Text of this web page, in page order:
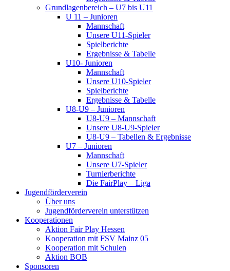
Grundlagenbereich – U7 bis U11
U 11 – Junioren
Mannschaft
Unsere U11-Spieler
Spielberichte
Ergebnisse & Tabelle
U10- Junioren
Mannschaft
Unsere U10-Spieler
Spielberichte
Ergebnisse & Tabelle
U8-U9 – Junioren
U8-U9 – Mannschaft
Unsere U8-U9-Spieler
U8-U9 – Tabellen & Ergebnisse
U7 – Junioren
Mannschaft
Unsere U7-Spieler
Turnierberichte
Die FairPlay – Liga
Jugendförderverein
Über uns
Jugendförderverein unterstützen
Kooperationen
Aktion Fair Play Hessen
Kooperation mit FSV Mainz 05
Kooperation mit Schulen
Aktion BOB
Sponsoren